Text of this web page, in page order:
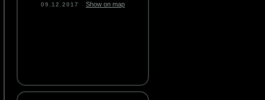
09.12.2017 Show on map